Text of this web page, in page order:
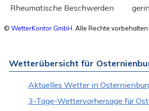
Rheumatische Beschwerden
© WetterKontor GmbH . Alle Rechte vorbehalten
Wetterübersicht für
Aktuelles Wetter in
3-Tage-Wettervorhersage für